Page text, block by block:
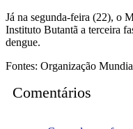
Já na segunda-feira (22), o
Instituto Butantã a terceira
dengue.
Fontes: Organização
Comentários